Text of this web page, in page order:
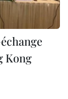
Kong